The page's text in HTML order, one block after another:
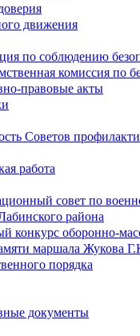
движения
по соблюдению
комиссия по
правовые акты
Советов
работа
совет по
района
конкурс оборонно-
маршала Жукова
порядка
документы